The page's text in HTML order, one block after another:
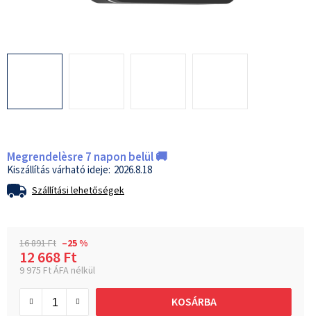
Megrendelèsre 7 napon belül 🚚
2026.8.18
Szállítási lehetőségek
16 891 Ft –25 %
12 668 Ft
9 975 Ft ÁFA nélkül
KOSÁRBA